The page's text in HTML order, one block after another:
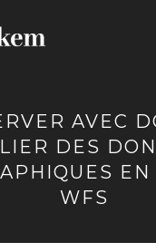
AVEC
DES
WFS